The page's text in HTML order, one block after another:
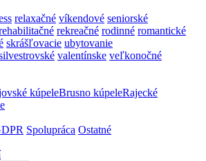
relaxačné víkendové seniorské
rekreačné rodinné romantické
skrášľovacie ubytovanie
valentínske veľkonočné
kúpeleBrusno kúpeleRajecké
Spolupráca Ostatné